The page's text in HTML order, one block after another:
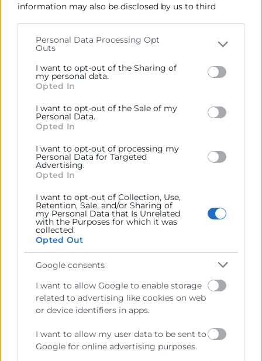
information may also be disclosed by us to third
Please note that this website/app uses one or more
Google services and may gather and store information
including but not limited to your visit or usage
behaviour. You may click to grant or deny consent to
below specified purposes in below Google consent
section.
Personal Data Processing Opt
Outs
I want to opt-out of the Sharing of
my personal data.
Opted In
I want to opt-out of the Sale of my
Personal Data.
Opted In
I want to opt-out of processing my
Personal Data for Targeted
Advertising.
Opted In
I want to opt-out of Collection, Use,
Retention, Sale, and/or Sharing of
my Personal Data that Is Unrelated
with the Purposes for which it was
collected.
Opted Out
Google consents
I want to allow Google to enable storage
related to advertising like cookies on web
or device identifiers in apps.
I want to allow my user data to be sent to
Google for online advertising purposes.
en algún compañero, aprende a no ser
invasivo y hacer ver que confías realmente
en él dejándole hacer. Ten empatía con el
otro y deja espacio a su creatividad.
Acepta el estrés
El mindfulness intenta ayudar a cambiar
nuestra percepción por el estrés. La
sensación de agobio es algo muy común
en puestos de trabajo con cierta
responsabilidad. Esa sensación hay que
enfrentándola con creatividad. La
meditación nos ayuda a reducir el estrés y
la ansiedad. Toma descansos mentales
cada cierto tiempo y concéntrate en
respirar y asimilar lo que sucede a tu
alrededor.
vez está más presente en las empresas ya
que mejora el bienestar y con ello el